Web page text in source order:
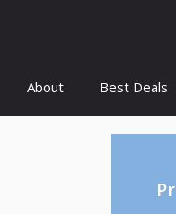
About Best Deals